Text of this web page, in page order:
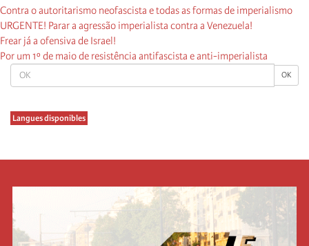
OK OK
Langues disponibles
Contra o autoritarismo neofascista e todas as formas de imperialismo
URGENTE! Parar a agressão imperialista contra a Venezuela!
Frear já a ofensiva de Israel!
Por um 1º de maio de resistência antifascista e anti-imperialista